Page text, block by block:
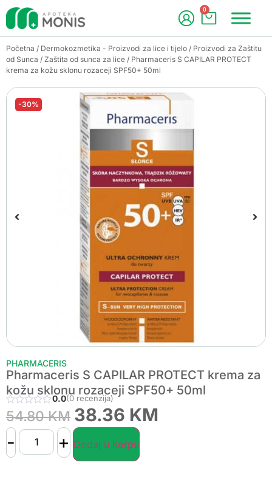
0
Početna / Dermokozmetika - Proizvodi za lice i tijelo / Proizvodi za Zaštitu
od Sunca / Zaštita od sunca za lice / Pharmaceris S CAPILAR PROTECT
krema za kožu sklonu rozaceji SPF50+ 50ml
-30%
PHARMACERIS
Pharmaceris S CAPILAR PROTECT krema za
kožu sklonu rozaceji SPF50+ 50ml
0.0(0 recenzija)
54.80KM 38.36 KM
- + Dodaj u korpu